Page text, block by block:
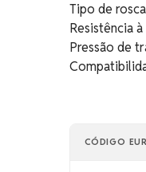
Tipo de
Resistência
Pressão de
CÓDIGO